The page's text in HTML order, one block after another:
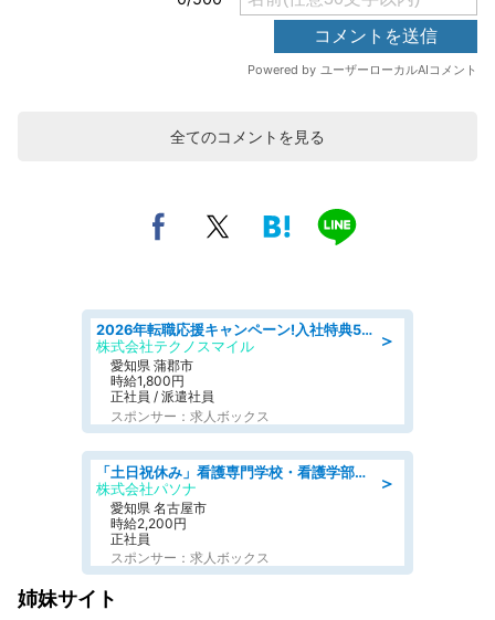
全てのコメントを見る
＞
2026年転職応援キャンペーン!入社特典58万円/デンソーで働こう!自動車工場で小型部品の検査業務 denso aichi
株式会社テクノスマイル
愛知県 蒲郡市
時給1,800円
正社員 / 派遣社員
スポンサー：求人ボックス
＞
「土日祝休み」看護専門学校・看護学部での教員業務/高時給/要資格:保健師、正看護師
株式会社パソナ
愛知県 名古屋市
時給2,200円
正社員
スポンサー：求人ボックス
姉妹サイト